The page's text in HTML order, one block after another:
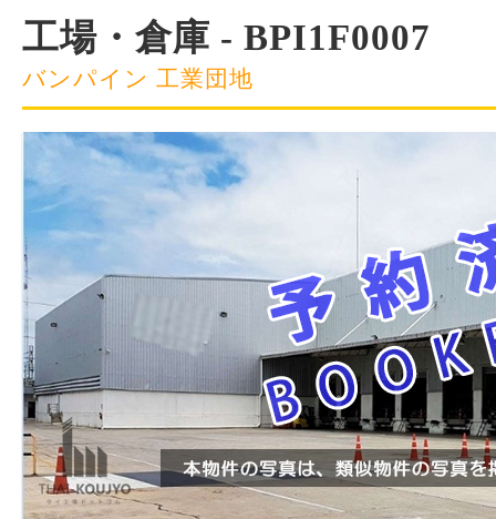
工場・倉庫 - BPI1F0007
バンパイン 工業団地